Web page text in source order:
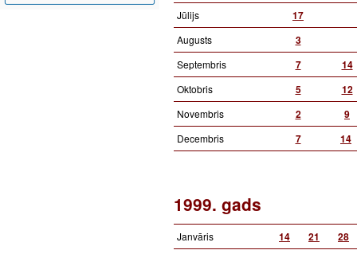
Jūlijs 17
Augusts 3
Septembris 7 14
Oktobris 5 12
Novembris 2 9
Decembris 7 14
1999. gads
Janvāris 14 21 28